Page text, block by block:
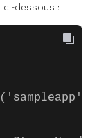
ci-dessous :